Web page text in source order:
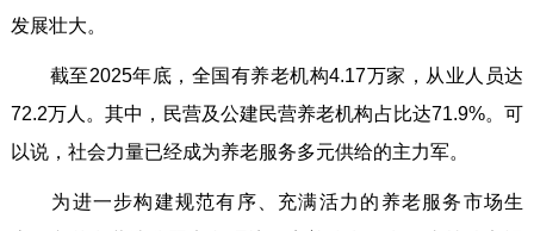
发展壮大。
截至2025年底，全国有养老机构4.17万家，从业人员达
72.2万人。其中，民营及公建民营养老机构占比达71.9%。可
以说，社会力量已经成为养老服务多元供给的主力军。
为进一步构建规范有序、充满活力的养老服务市场生